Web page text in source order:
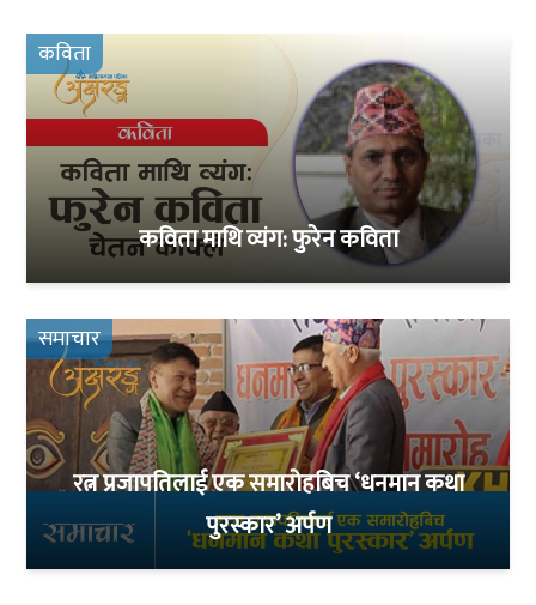
कविता
कविता माथि व्यंग: फुरेन कविता
समाचार
रत्न प्रजापतिलाई एक समारोहबिच ‘धनमान कथा
पुरस्कार’ अर्पण